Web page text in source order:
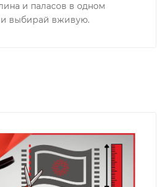
и паласов в одном
выбирай вживую.